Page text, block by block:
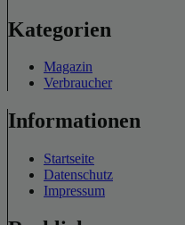
Kategorien
Magazin
Verbraucher
Informationen
Startseite
Datenschutz
Impressum